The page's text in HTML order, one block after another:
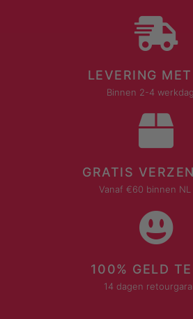
LEVERING
Binnen 2-4
GRATIS
Vanaf €60 binnen NL
100% GELD
14 dagen